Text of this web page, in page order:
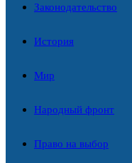
Законодательство
История
Мир
Народный фронт
Право на выбор